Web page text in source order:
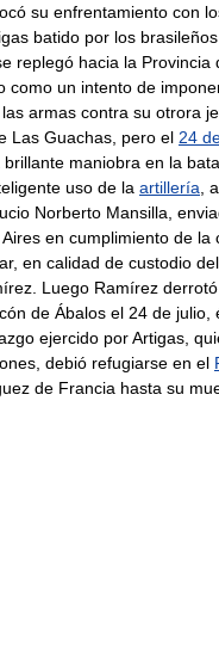
su enfrentamiento con
batido por los
se replegó hacia la Provincia
como un intento de
armas contra su otrora
Las Guachas, pero el 24
maniobra en la
uso de la artillería ,
Norberto Mansilla,
en cumplimiento de la
en calidad de custodio
Luego Ramírez
de Ábalos el 24 de julio,
ejercido por Artigas,
debió refugiarse en el
de Francia hasta su